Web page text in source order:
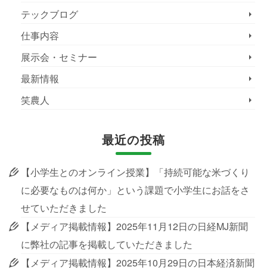
テックブログ
仕事内容
展示会・セミナー
最新情報
笑農人
最近の投稿
【小学生とのオンライン授業】「持続可能な米づくり
に必要なものは何か」という課題で小学生にお話をさ
せていただきました
【メディア掲載情報】2025年11月12日の日経MJ新聞
に弊社の記事を掲載していただきました
【メディア掲載情報】2025年10月29日の日本経済新聞